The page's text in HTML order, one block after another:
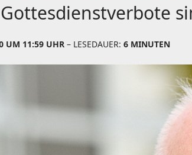
UM 11:59 UHR – LESEDAUER: 6 MINUTEN